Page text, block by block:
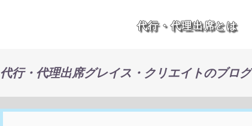
代行・代理出席とは
代行・代理出席グレイス・クリエイトのブログ